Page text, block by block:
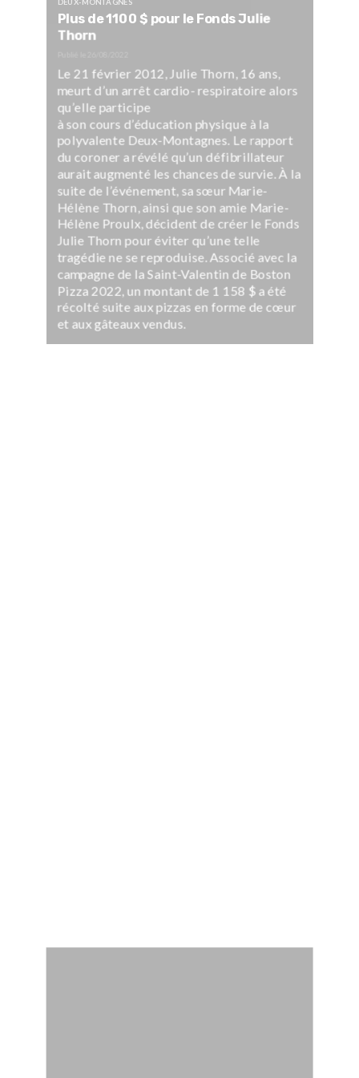
DEUX-MONTAGNES
Plus de 1100 $ pour le Fonds Julie
Thorn
Le 21 février 2012, Julie Thorn, 16 ans,
meurt d’un arrêt cardio- respiratoire alors
qu’elle participe
à son cours d’éducation physique à la
polyvalente Deux-Montagnes. Le rapport
du coroner a révélé qu’un défibrillateur
aurait augmenté les chances de survie. À la
suite de l’événement, sa sœur Marie-
Hélène Thorn, ainsi que son amie Marie-
Hélène Proulx, décident de créer le Fonds
Julie Thorn pour éviter qu’une telle
tragédie ne se reproduise. Associé avec la
campagne de la Saint-Valentin de Boston
Pizza 2022, un montant de 1 158 $ a été
récolté suite aux pizzas en forme de cœur
et aux gâteaux vendus.